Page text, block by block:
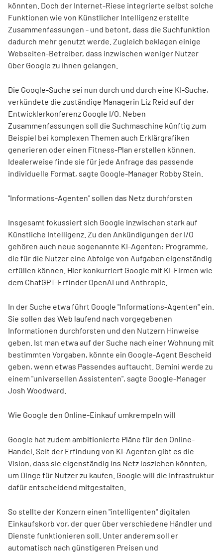
könnten. Doch der Internet-Riese integrierte selbst solche
Funktionen wie von Künstlicher Intelligenz erstellte
Zusammenfassungen - und betont, dass die Suchfunktion
dadurch mehr genutzt werde. Zugleich beklagen einige
Webseiten-Betreiber, dass inzwischen weniger Nutzer
über Google zu ihnen gelangen.
Die Google-Suche sei nun durch und durch eine KI-Suche,
verkündete die zuständige Managerin Liz Reid auf der
Entwicklerkonferenz Google I/O. Neben
Zusammenfassungen soll die Suchmaschine künftig zum
Beispiel bei komplexen Themen auch Erklärgrafiken
generieren oder einen Fitness-Plan erstellen können.
Idealerweise finde sie für jede Anfrage das passende
individuelle Format, sagte Google-Manager Robby Stein.
"Informations-Agenten" sollen das Netz durchforsten
Insgesamt fokussiert sich Google inzwischen stark auf
Künstliche Intelligenz. Zu den Ankündigungen der I/O
gehören auch neue sogenannte KI-Agenten: Programme,
die für die Nutzer eine Abfolge von Aufgaben eigenständig
erfüllen können. Hier konkurriert Google mit KI-Firmen wie
dem ChatGPT-Erfinder OpenAI und Anthropic.
In der Suche etwa führt Google "Informations-Agenten" ein.
Sie sollen das Web laufend nach vorgegebenen
Informationen durchforsten und den Nutzern Hinweise
geben. Ist man etwa auf der Suche nach einer Wohnung mit
bestimmten Vorgaben, könnte ein Google-Agent Bescheid
geben, wenn etwas Passendes auftaucht. Gemini werde zu
einem "universellen Assistenten", sagte Google-Manager
Josh Woodward.
Wie Google den Online-Einkauf umkrempeln will
Google hat zudem ambitionierte Pläne für den Online-
Handel. Seit der Erfindung von KI-Agenten gibt es die
Vision, dass sie eigenständig ins Netz losziehen könnten,
um Dinge für Nutzer zu kaufen. Google will die Infrastruktur
dafür entscheidend mitgestalten.
So stellte der Konzern einen "intelligenten" digitalen
Einkaufskorb vor, der quer über verschiedene Händler und
Dienste funktionieren soll. Unter anderem soll er
automatisch nach günstigeren Preisen und